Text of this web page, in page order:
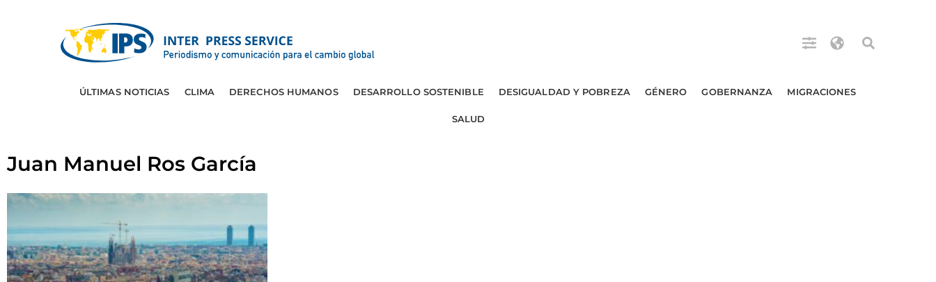
ÚLTIMAS NOTICIAS CLIMA DERECHOS HUMANOS DESARROLLO SOSTENIBLE DESIGUALDAD Y POBREZA GÉNERO GOBERNANZA MIGRACIONES
SALUD
Juan Manuel Ros García